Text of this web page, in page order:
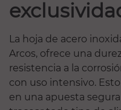
La hoja de acero
Arcos, ofrece una
resistencia a la
con uso intensivo.
en una apuesta